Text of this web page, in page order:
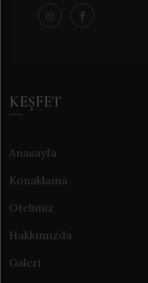
KEŞFET
Anasayfa
Konaklama
Otelimiz
Hakkımızda
Galeri